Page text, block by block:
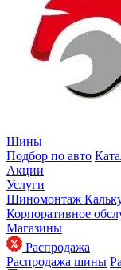
Шины
Подбор по авто
Акции
Услуги
Шиномонтаж
Корпоративное
Магазины
Распродажа
Распродажа шины